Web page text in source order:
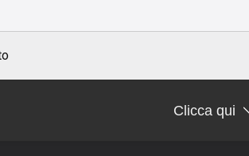
Clicca qui